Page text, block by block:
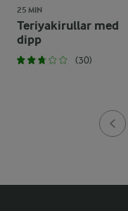
25 MIN
Teriyakirullar med
dipp
(30)